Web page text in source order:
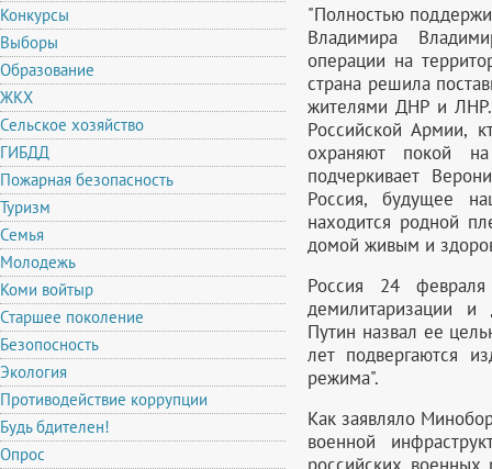
Конкурсы
Выборы
Образование
ЖКХ
Сельское хозяйство
ГИБДД
Пожарная безопасность
Туризм
Семья
Молодежь
Коми войтыр
Старшее поколение
Безопосность
Экология
Противодействие коррупции
Будь бдителен!
Опрос
"Полностью
Владимира
операции на
страна решила
жителями ДНР и ЛНР.
Российской Армии,
охраняют покой
подчеркивает
Россия, будущее
находится родной
домой живым и
Россия 24
демилитаризации и
Путин назвал ее
лет подвергаются
режима".
Как заявляло
военной